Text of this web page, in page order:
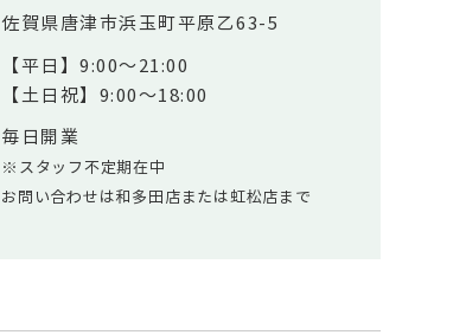
佐賀県唐津市浜玉町平原乙63-5
【平日】9:00～21:00
【土日祝】9:00～18:00
毎日開業
※スタッフ不定期在中
お問い合わせは和多田店または虹松店まで